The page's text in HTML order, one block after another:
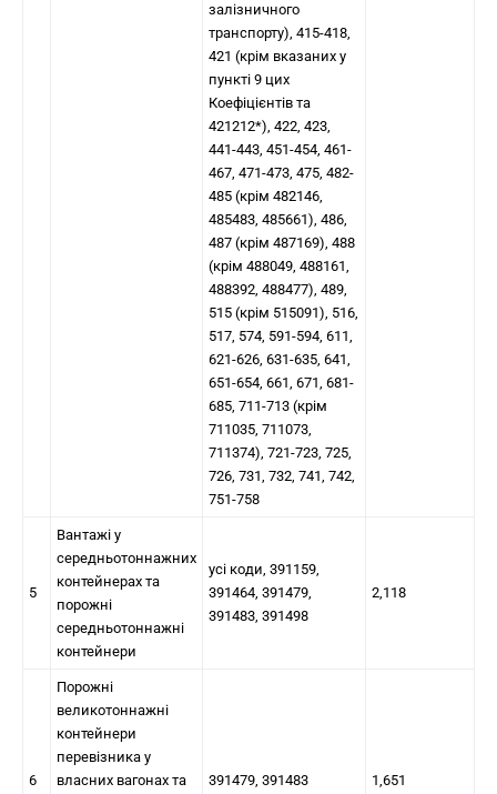
залізничного
транспорту), 415-418,
421 (крім вказаних у
пункті 9 цих
Коефіцієнтів та
421212*), 422, 423,
441-443, 451-454, 461-
467, 471-473, 475, 482-
485 (крім 482146,
485483, 485661), 486,
487 (крім 487169), 488
(крім 488049, 488161,
488392, 488477), 489,
515 (крім 515091), 516,
517, 574, 591-594, 611,
621-626, 631-635, 641,
651-654, 661, 671, 681-
685, 711-713 (крім
711035, 711073,
711374), 721-723, 725,
726, 731, 732, 741, 742,
751-758
5
Вантажі у
середньотоннажних
контейнерах та
порожні
середньотоннажні
контейнери
усі коди, 391159,
391464, 391479,
391483, 391498
2,118
6
Порожні
великотоннажні
контейнери
перевізника у
власних вагонах та
391479, 391483 1,651